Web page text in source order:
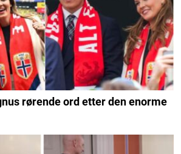
rørende ord etter den enorme